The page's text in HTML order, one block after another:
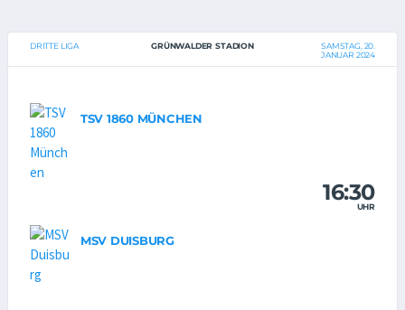
DRITTE LIGA GRÜNWALDER STADION
SAMSTAG, 20.
JANUAR 2024
TSV 1860 MÜNCHEN
16:30
UHR
MSV DUISBURG